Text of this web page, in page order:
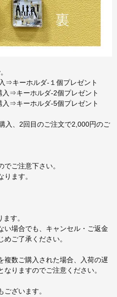
⇒キーホルダ-１個プレゼント
入⇒キーホルダ-2個プレゼント
入⇒キーホルダ-5個プレゼント
入、2回目のご注文で2,000円のご
ご注意下さい。
ます。
す。
い場合でも、キャンセル・ご返金
ご了承ください。
数ご購入された場合、入荷の遅
りますのでご注意ください。
ざいます。